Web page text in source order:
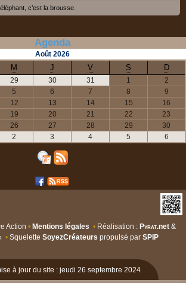
c’est la brousse.
Agenda
Août 2026
M J V S D
29 30 31 1
2
5 6 7 8
9
12 13 14 15
16
19 20 21 22
23
26 27 28 29
30
2 3 4 5 6
Action • Mentions légales • Réalisation : Pyrat.net&
•Squelette SoyezCréateurs propulsé par SPIP
à jour du site : jeudi 26 septembre 2024